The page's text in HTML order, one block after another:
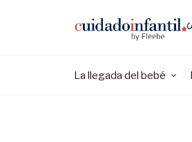
La llegada del bebé